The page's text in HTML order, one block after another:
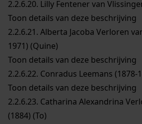
2.2.6.20. Lilly Fentener van
Toon details van deze beschrijving
2.2.6.21. Alberta Jacoba Verloren
1971) (Quine)
Toon details van deze beschrijving
2.2.6.22. Conradus Leemans (1878-
Toon details van deze beschrijving
2.2.6.23. Catharina Alexandrina
(1884) (To)